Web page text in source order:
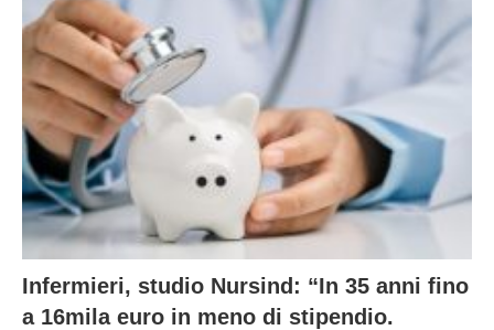
Infermieri, studio Nursind: “In 35 anni fino
a 16mila euro in meno di stipendio.